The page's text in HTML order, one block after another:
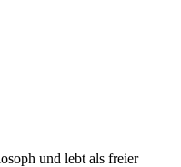
und lebt als freier